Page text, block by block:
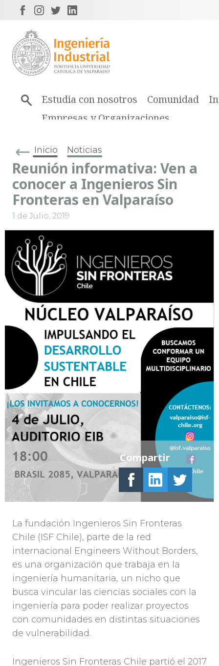
Estudia con nosotros Comunidad
Empresas y Organizaciones
Inicio Noticias
Reunión informativa: Ven a
conocer a Ingenieros Sin
Fronteras en Valparaíso
1 de Julio, 2019
La fundación Ingenieros Sin Fronteras
Chile (ISF Chile), parte de la red
internacional Engineers Without Borders,
es una organización que trabaja en la
ingeniería humanitaria, un nicho que
busca vincular las ciencias sociales con la
ingeniería para poder realizar proyectos
con comunidades en distintas situaciones
de vulnerabilidad.
Ingenieros Sin Fronteras Chile partió el 2017
Compartir